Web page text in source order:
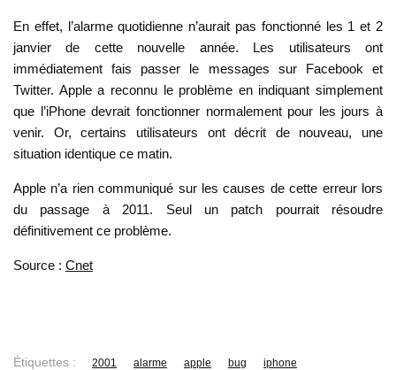
En effet, l’alarme quotidienne n’aurait pas fonctionné les 1 et 2
janvier de cette nouvelle année. Les utilisateurs ont
immédiatement fais passer le messages sur Facebook et
Twitter. Apple a reconnu le problème en indiquant simplement
que l’iPhone devrait fonctionner normalement pour les jours à
venir. Or, certains utilisateurs ont décrit de nouveau, une
situation identique ce matin.
Apple n’a rien communiqué sur les causes de cette erreur lors
du passage à 2011. Seul un patch pourrait résoudre
définitivement ce problème.
Source : Cnet
Étiquettes : 2001 alarme apple bug iphone